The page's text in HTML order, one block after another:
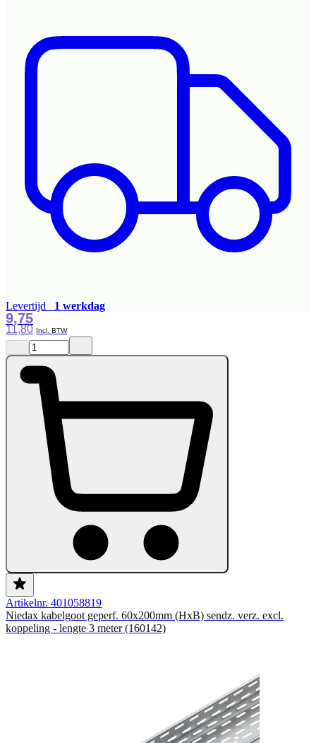
Levertijd 1 werkdag
11,80
9,75
Artikelnr. 401058819
Niedax kabelgoot geperf. 60x200mm (HxB) sendz. verz. excl.
koppeling - lengte 3 meter (160142)